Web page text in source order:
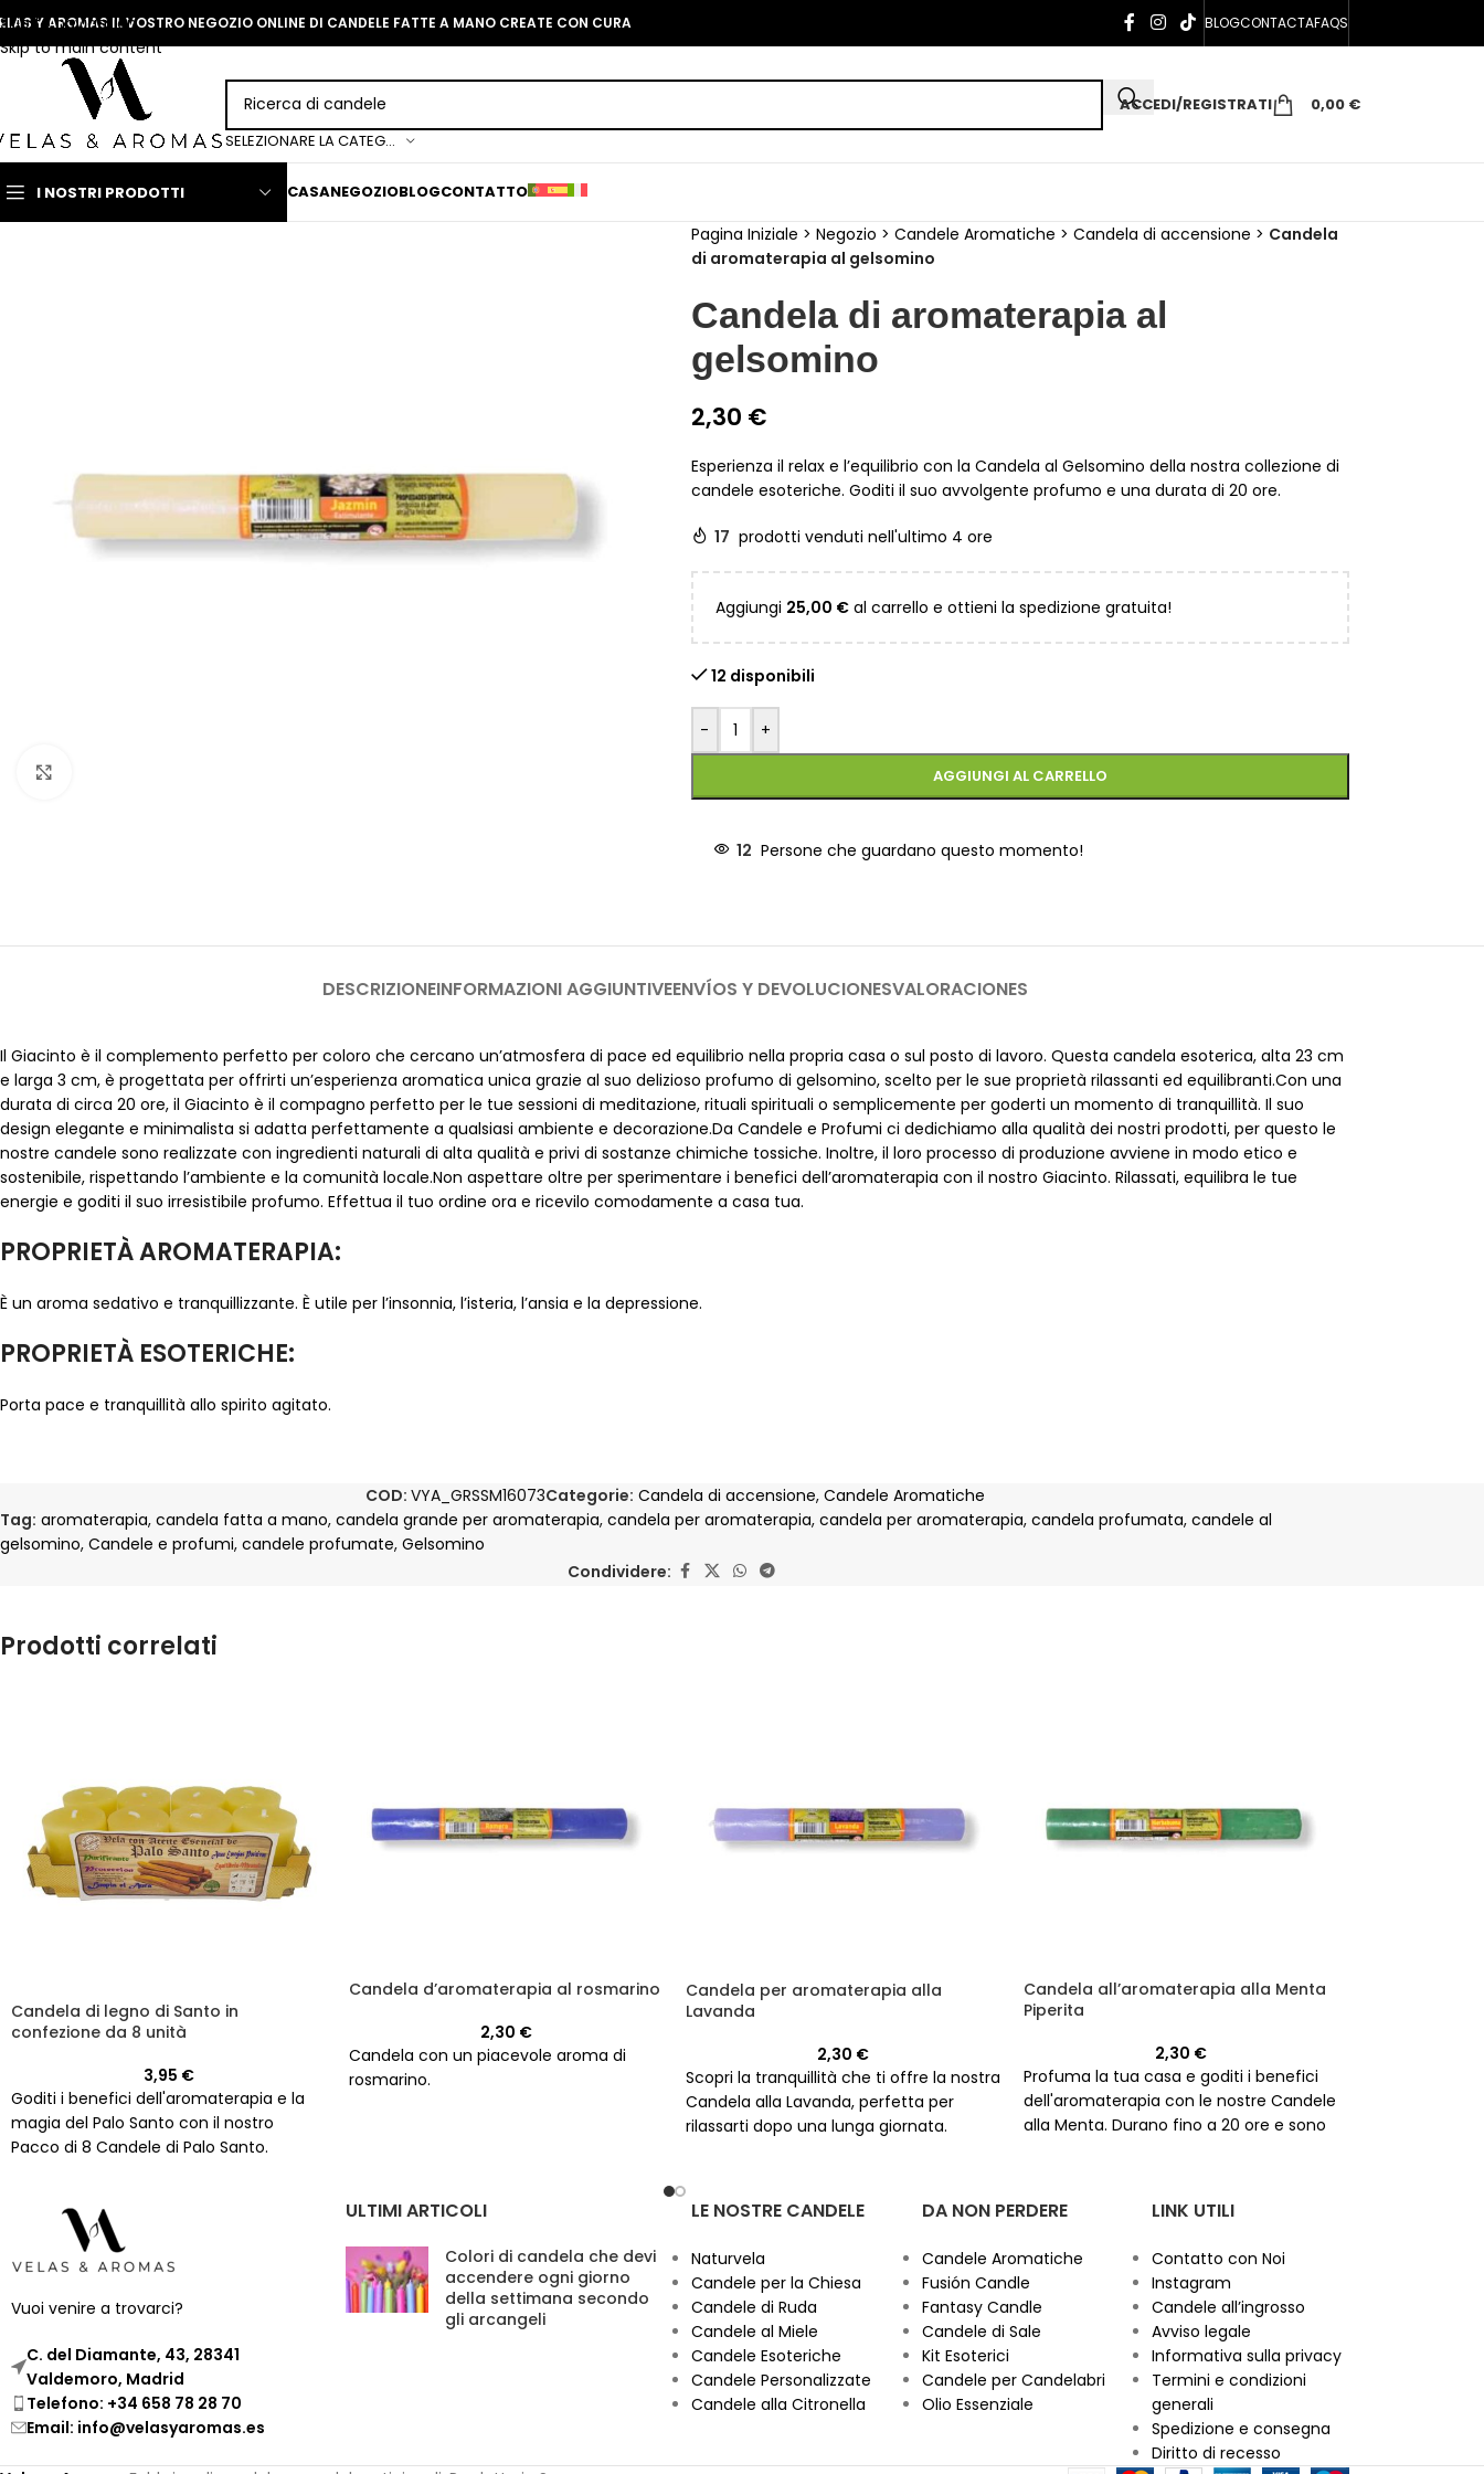
Skip to navigation
Skip to main content
Y AROMAS IL VOSTRO NEGOZIO ONLINE DI CANDELE FATTE A MANO CREATE CON CURA BLOGCONTACTAFAQS
SELEZIONARE LA CATEGORIA
ACCEDI/REGISTRATI 0,00 €
I NOSTRI PRODOTTI CASANEGOZIOBLOGCONTATTO
Pagina Iniziale > Negozio > Candele Aromatiche > Candela di accensione > Candela
di aromaterapia al gelsomino
Candela di aromaterapia al
gelsomino
2,30 €
Esperienza il relax e l’equilibrio con la Candela al Gelsomino della nostra collezione di
candele esoteriche. Goditi il suo avvolgente profumo e una durata di 20 ore.
17 prodotti venduti nell'ultimo 4 ore
Aggiungi 25,00 €al carrello e ottieni la spedizione gratuita!
12 disponibili
- +
AGGIUNGI AL CARRELLO
12 Persone che guardano questo momento!
DESCRIZIONEINFORMAZIONI AGGIUNTIVEENVÍOS Y DEVOLUCIONESVALORACIONES
Il Giacinto è il complemento perfetto per coloro che cercano un’atmosfera di pace ed equilibrio nella propria casa o sul posto di lavoro. Questa candela esoterica, alta 23 cm
e larga 3 cm, è progettata per offrirti un’esperienza aromatica unica grazie al suo delizioso profumo di gelsomino, scelto per le sue proprietà rilassanti ed equilibranti.Con una
durata di circa 20 ore, il Giacinto è il compagno perfetto per le tue sessioni di meditazione, rituali spirituali o semplicemente per goderti un momento di tranquillità. Il suo
design elegante e minimalista si adatta perfettamente a qualsiasi ambiente e decorazione.Da Candele e Profumi ci dedichiamo alla qualità dei nostri prodotti, per questo le
nostre candele sono realizzate con ingredienti naturali di alta qualità e privi di sostanze chimiche tossiche. Inoltre, il loro processo di produzione avviene in modo etico e
sostenibile, rispettando l’ambiente e la comunità locale.Non aspettare oltre per sperimentare i benefici dell’aromaterapia con il nostro Giacinto. Rilassati, equilibra le tue
energie e goditi il suo irresistibile profumo. Effettua il tuo ordine ora e ricevilo comodamente a casa tua.
PROPRIETÀ AROMATERAPIA:
È un aroma sedativo e tranquillizzante. È utile per l’insonnia, l’isteria, l’ansia e la depressione.
PROPRIETÀ ESOTERICHE:
Porta pace e tranquillità allo spirito agitato.
COD: VYA_GRSSM16073Categorie: Candela di accensione, Candele Aromatiche
Tag: aromaterapia, candela fatta a mano, candela grande per aromaterapia, candela per aromaterapia, candela per aromaterapia, candela profumata, candele al
gelsomino, Candele e profumi, candele profumate, Gelsomino
Condividere:
Prodotti correlati
Candela di legno di Santo in
confezione da 8 unità
3,95 €
Goditi i benefici dell'aromaterapia e la
magia del Palo Santo con il nostro
Pacco di 8 Candele di Palo Santo.
Candela d’aromaterapia al rosmarino
2,30 €
Candela con un piacevole aroma di
rosmarino.
Candela per aromaterapia alla
Lavanda
2,30 €
Scopri la tranquillità che ti offre la nostra
Candela alla Lavanda, perfetta per
rilassarti dopo una lunga giornata.
Candela all’aromaterapia alla Menta
Piperita
2,30 €
Profuma la tua casa e goditi i benefici
dell'aromaterapia con le nostre Candele
alla Menta. Durano fino a 20 ore e sono
Vuoi venire a trovarci?
C. del Diamante, 43, 28341
Valdemoro, Madrid
Telefono: +34 658 78 28 70
Email: info@velasyaromas.es
ULTIMI ARTICOLI
Colori di candela che devi
accendere ogni giorno
della settimana secondo
gli arcangeli
LE NOSTRE CANDELE
Naturvela
Candele per la Chiesa
Candele di Ruda
Candele al Miele
Candele Esoteriche
Candele Personalizzate
Candele alla Citronella
DA NON PERDERE
Candele Aromatiche
Fusión Candle
Fantasy Candle
Candele di Sale
Kit Esoterici
Candele per Candelabri
Olio Essenziale
LINK UTILI
Contatto con Noi
Instagram
Candele all’ingrosso
Avviso legale
Informativa sulla privacy
Termini e condizioni
generali
Spedizione e consegna
Diritto di recesso